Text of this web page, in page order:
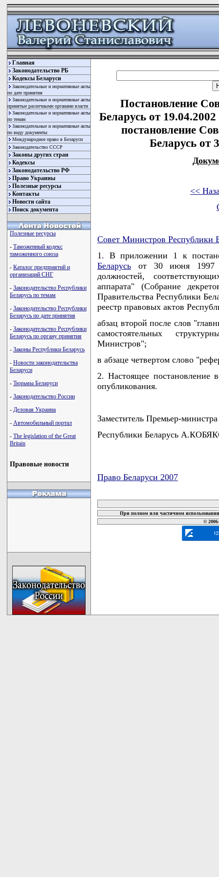
Главная
Законодательство РБ
Кодексы Беларуси
Законодательные и нормативные акты
по дате принятия
Законодательные и нормативные акты
принятые различными органами власти
Законодательные и нормативные акты
по темам
Законодательные и нормативные акты
по виду документы
Международное право в Беларуси
Законодательство СССР
Законы других стран
Кодексы
Законодательство РФ
Право Украины
Полезные ресурсы
Контакты
Новости сайта
Поиск документа
Полезные ресурсы
- Таможенный кодекс
таможенного союза
- Каталог предприятий и
организаций СНГ
- Законодательство Республики
Беларусь по темам
- Законодательство Республики
Беларусь по дате принятия
- Законодательство Республики
Беларусь по органу принятия
- Законы Республики Беларусь
- Новости законодательства
Беларуси
- Тюрьмы Беларуси
- Законодательство России
- Деловая Украина
- Автомобильный портал
- The legislation of the Great
Britain
Правовые новости
Постановление
Беларусь от
постановление
Беларусь от
<<
Совет Министров Республики
1. В приложении 1 к
Беларусь от 30 июня 1997
должностей,
аппарата" (Собрание
Правительства Республики
реестр правовых актов
абзац второй после слов
самостоятельных
Министров";
в абзаце четвертом слово
2. Настоящее постановление
опубликования.
Заместитель Премьер-министра
Республики Беларусь
Право Беларуси 2007
При полном или частичном
©